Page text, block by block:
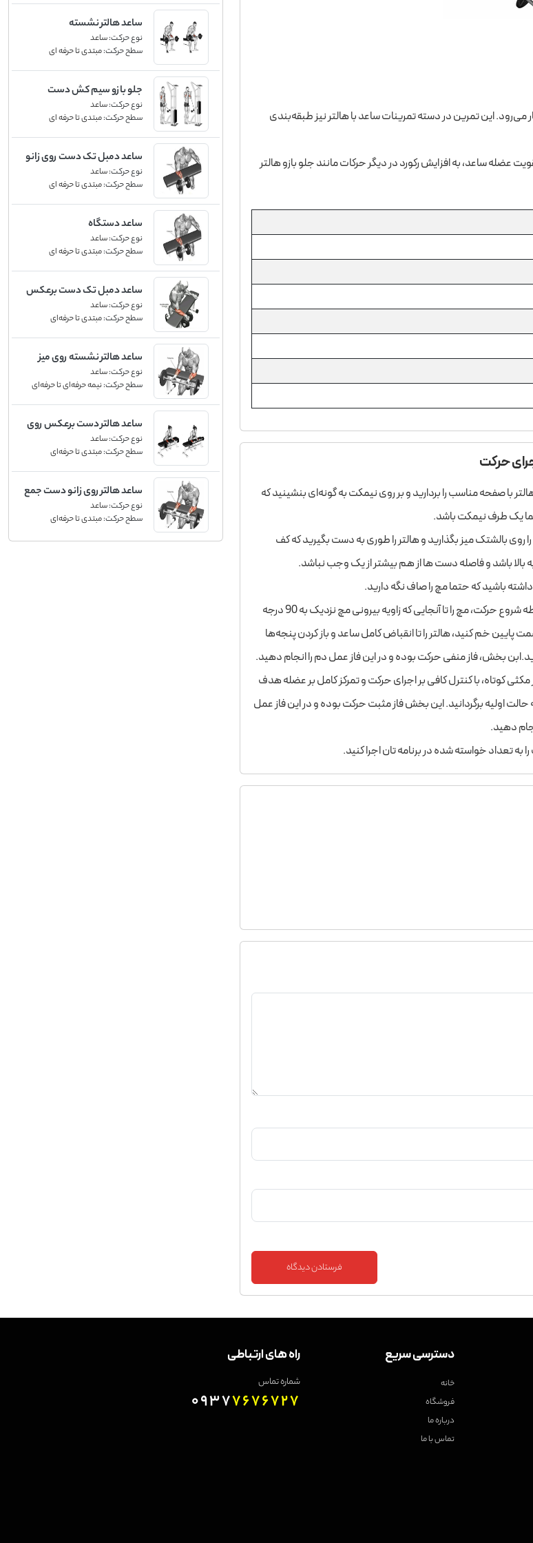
این تمرین در دسته تمرینات ساعد با هالتر نیز طبقه‌بندی
عضله ساعد، به افزایش رکورد در دیگر حرکات مانند جلو بازو هالتر
حرکت
با صفحه مناسب را بردارید و بر روی نیمکت به گونه‌ای بنشینید که
یک طرف نیمکت باشد.
روی بالشتک میز بگذارید و هالتر را طوری به دست بگیرید که کف
بالا باشد و فاصله دست­ ها از هم بیشتر از یک وجب نباشد.
باشید که حتما مچ را صاف نگه دارید.
در نقطه شروع حرکت، مچ را تا آنجایی که زاویه بیرونی مچ نزدیک به 90 درجه
پایین خم کنید، هالتر را تا انقباض کامل ساعد و باز کردن پنجه‌­ها
بخش، فاز منفی حرکت بوده و در این فاز عمل دم را انجام دهید.
کوتاه، با کنترل کافی بر اجرای حرکت و تمرکز کامل بر عضله هدف
حالت اولیه برگردانید. این بخش فاز مثبت حرکت بوده و در این فاز عمل
دهید.
به تعداد خواسته شده در برنامه­ تان اجرا کنید.
ساعد هالتر نشسته
نوع حرکت:ساعد
سطح حرکت:مبتدی تا حرفه ای
جلو بازو سیم کش دست
برعکس
نوع حرکت:ساعد
سطح حرکت:مبتدی تا حرفه ای
ساعد دمبل تک دست روی زانو
نوع حرکت:ساعد
سطح حرکت:مبتدی تا حرفه ای
ساعد دستگاه
نوع حرکت:ساعد
سطح حرکت:مبتدی تا حرفه ای
ساعد دمبل تک دست برعکس
روی میز
نوع حرکت:ساعد
سطح حرکت:مبتدی تا حرفه‌ای
ساعد هالتر نشسته روی میز
نوع حرکت:ساعد
سطح حرکت:نیمه حرفه‌ای تا حرفه‌ای
ساعد هالتر دست برعکس روی
میز
نوع حرکت:ساعد
سطح حرکت:مبتدی تا حرفه‌ای
ساعد هالتر روی زانو دست جمع
روی میز
نوع حرکت:ساعد
سطح حرکت:مبتدی تا حرفه‌ای
دسترسی سریع
خانه
فروشگاه
درباره ما
تماس با ما
راه های ارتباطی
شماره تماس
09377676727